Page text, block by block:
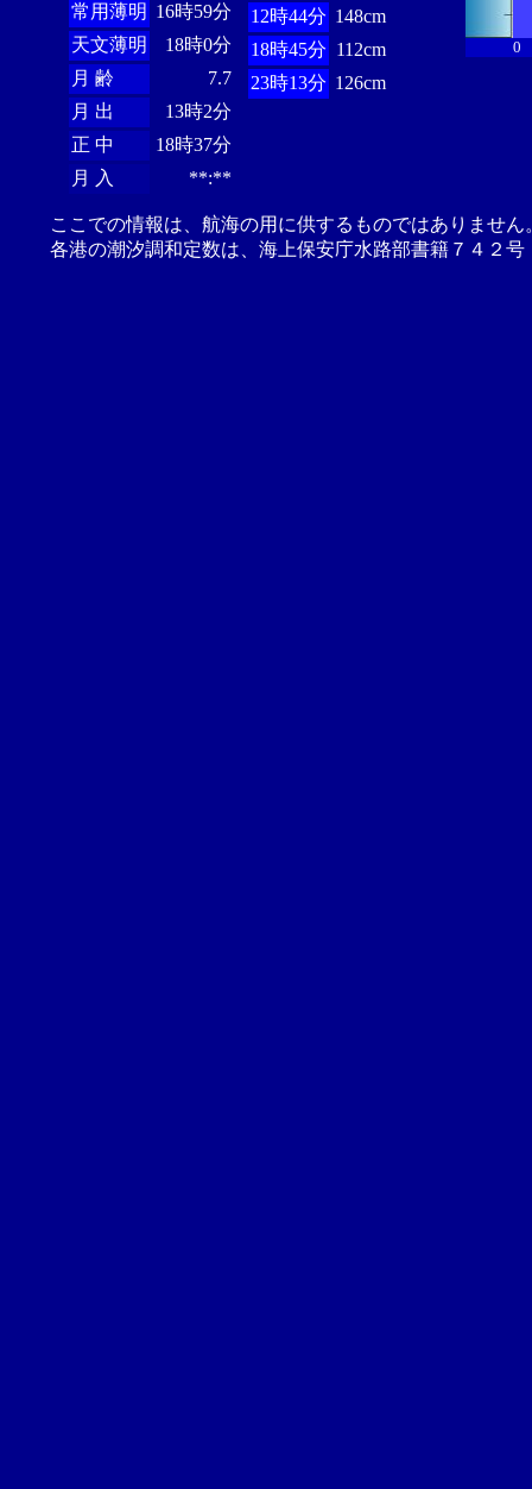
常用薄明 16時59分
天文薄明
18時0分
月 齢
7.7
月 出
13時2分
正 中
18時37分
月 入
**:**
12時44分 148cm
18時45分 112cm
23時13分 126cm
0
ここでの情報は、航海の用に供するものではありませ
各港の潮汐調和定数は、海上保安庁水路部書籍７４２